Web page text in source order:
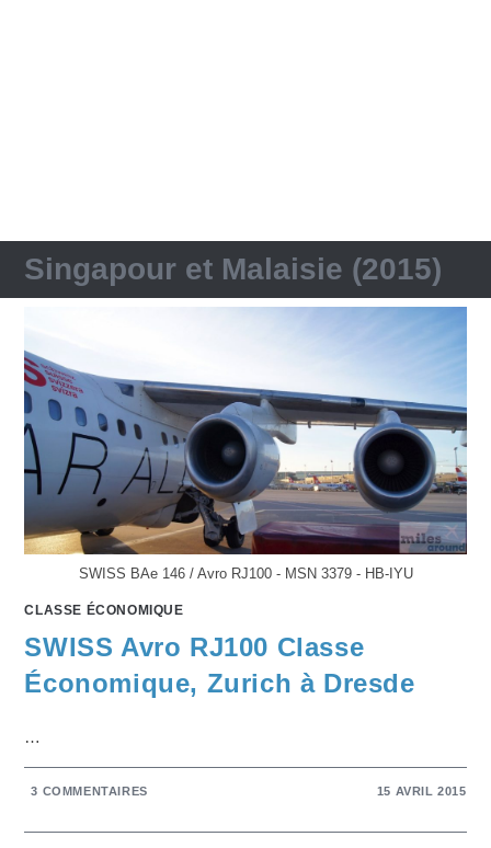
Singapour et Malaisie (2015)
SWISS BAe 146 / Avro RJ100 - MSN 3379 - HB-IYU
CLASSE ÉCONOMIQUE
SWISS Avro RJ100 Classe
Économique, Zurich à Dresde
…
3 COMMENTAIRES 15 AVRIL 2015